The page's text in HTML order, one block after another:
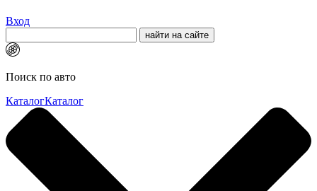
Вход
Поиск по авто
КаталогКаталог